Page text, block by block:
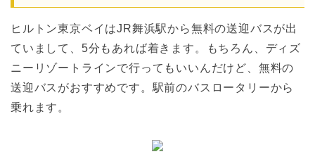
ヒルトン東京ベイはJR舞浜駅から無料の送迎バスが出
ていまして、5分もあれば着きます。もちろん、ディズ
ニーリゾートラインで行ってもいいんだけど、無料の
送迎バスがおすすめです。駅前のバスロータリーから
乗れます。